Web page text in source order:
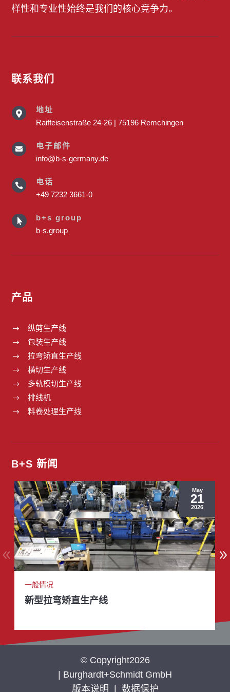
样性和专业性始终是我们的核心竞争力。
联系我们

地址
Raiffeisenstraße 24-26 | 75196 Remchingen

电子邮件
info@b-s-germany.de

电话
+49 7232 3661-0

b+s group
b-s.group
产品
$ 纵剪生产线
$ 包装生产线
$ 拉弯矫直生产线
$ 横切生产线
$ 多轨模切生产线
$ 排线机
$ 料卷处理生产线
B+S 新闻
May
21
2026
一般情况
新型拉弯矫直生产线
© Copyright2026
| Burghardt+Schmidt GmbH
版本说明 | 数据保护